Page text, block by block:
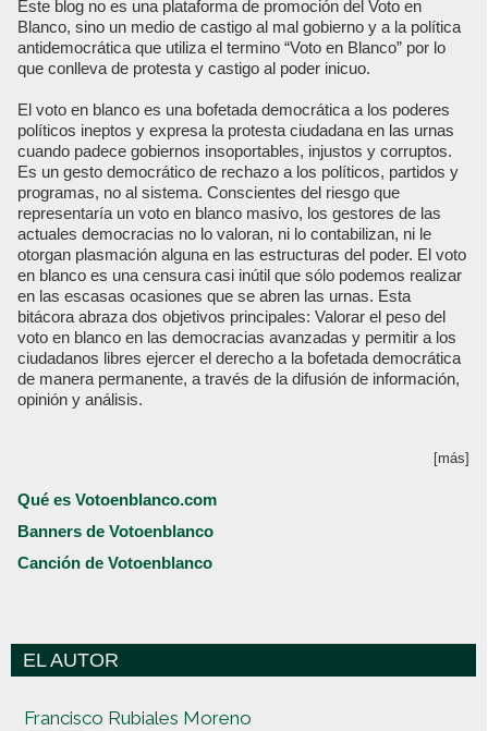
Este blog no es una plataforma de promoción del Voto en
Blanco, sino un medio de castigo al mal gobierno y a la política
antidemocrática que utiliza el termino “Voto en Blanco” por lo
que conlleva de protesta y castigo al poder inicuo.
El voto en blanco es una bofetada democrática a los poderes
políticos ineptos y expresa la protesta ciudadana en las urnas
cuando padece gobiernos insoportables, injustos y corruptos.
Es un gesto democrático de rechazo a los políticos, partidos y
programas, no al sistema. Conscientes del riesgo que
representaría un voto en blanco masivo, los gestores de las
actuales democracias no lo valoran, ni lo contabilizan, ni le
otorgan plasmación alguna en las estructuras del poder. El voto
en blanco es una censura casi inútil que sólo podemos realizar
en las escasas ocasiones que se abren las urnas. Esta
bitácora abraza dos objetivos principales: Valorar el peso del
voto en blanco en las democracias avanzadas y permitir a los
ciudadanos libres ejercer el derecho a la bofetada democrática
de manera permanente, a través de la difusión de información,
opinión y análisis.
[más]
Qué es Votoenblanco.com
Banners de Votoenblanco
Canción de Votoenblanco
EL AUTOR
Francisco Rubiales Moreno